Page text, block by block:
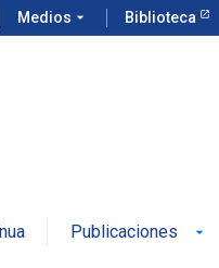
Medios arrow_drop_down Biblioteca
Publicaciones arrow_drop_down